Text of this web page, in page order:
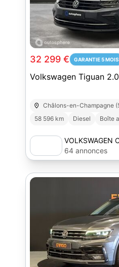
32 299 € GARANTIE 5 MOIS
Volkswagen Tiguan
Châlons-en-Champagne
58 596 km
Diesel Boîte
VOLKSWAGEN
CHAMPAGNE -
64 annonces